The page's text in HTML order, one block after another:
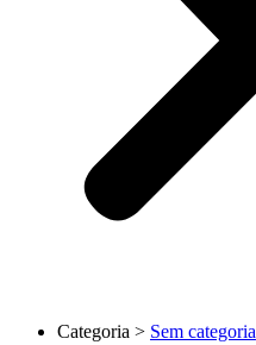
Categoria > Sem categoria